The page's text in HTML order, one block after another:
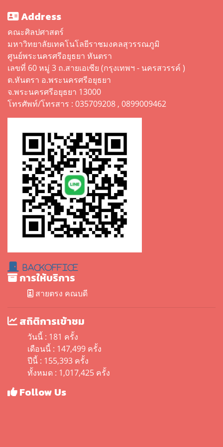
Address
คณะศิลปศาสตร์
มหาวิทยาลัยเทคโนโลยีราชมงคลสุวรรณภูมิ
ศูนย์พระนครศรีอยุธยา หันตรา
เลขที่ 60 หมู่ 3 ถ.สายเอเซีย (กรุงเทพฯ - นครสวรรค์ )
ต.หันตรา อ.พระนครศรีอยุธยา
จ.พระนครศรีอยุธยา 13000
โทรศัพท์/โทรสาร : 035709208 , 0899009462
BackOffice
การให้บริการ
สายตรง คณบดี
สถิติการเข้าชม
วันนี้ : 181 ครั้ง
เดือนนี้ : 147,499 ครั้ง
ปีนี้ : 155,393 ครั้ง
ทั้งหมด : 1,017,425 ครั้ง
Follow Us